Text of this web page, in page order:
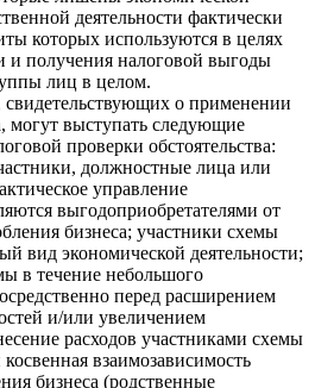
деятельности фактически
которых используются в целях
и получения налоговой выгоды
лиц в целом.
свидетельствующих о применении
могут выступать следующие
проверки обстоятельства:
должностные лица или
управление
выгодоприобретателями от
бизнеса; участники схемы
вид экономической деятельности;
в течение небольшого
перед расширением
и/или увеличением
расходов участниками схемы
взаимозависимость
бизнеса (родственные